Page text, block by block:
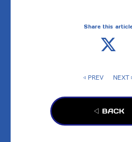
Share this
◁ PREV NEXT
◁ BACK